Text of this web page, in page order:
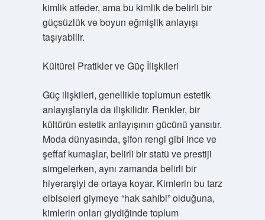
kimlik atfeder, ama bu kimlik de belirli bir
güçsüzlük ve boyun eğmişlik anlayışı
taşıyabilir.
Kültürel Pratikler ve Güç İlişkileri
Güç ilişkileri, genellikle toplumun estetik
anlayışlarıyla da ilişkilidir. Renkler, bir
kültürün estetik anlayışının gücünü yansıtır.
Moda dünyasında, şifon rengi gibi ince ve
şeffaf kumaşlar, belirli bir statü ve prestiji
simgelerken, aynı zamanda belirli bir
hiyerarşiyi de ortaya koyar. Kimlerin bu tarz
elbiseleri giymeye “hak sahibi” olduğuna,
kimlerin onları giydiğinde toplum